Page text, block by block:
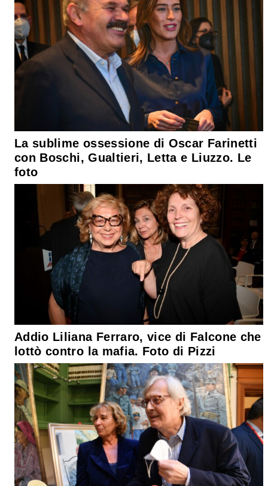
La sublime ossessione di Oscar Farinetti
con Boschi, Gualtieri, Letta e Liuzzo. Le
foto
Addio Liliana Ferraro, vice di Falcone che
lottò contro la mafia. Foto di Pizzi